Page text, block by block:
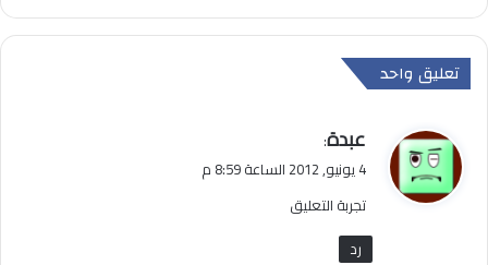
تعليق واحد
ي
ق
ل
عبدة:
4 يونيو, 2012 الساعة 8:59 م
تجربة التعليق
رد